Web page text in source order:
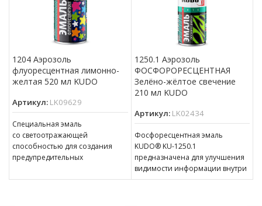
1204 Аэрозоль
флуоресцентная лимонно-
желтая 520 мл KUDO
Артикул: LK09629
Специальная эмаль
со светоотражающей
способностью для создания
предупредительных
на дорожных знаках и технике,
1250.1 Аэрозоль
ФОСФОРОРЕСЦЕНТНАЯ
Зелёно-жёлтое свечение
210 мл KUDO
Артикул: LK02434
Фосфоресцентная эмаль
KUDO® KU-1250.1
предназначена для улучшения
видимости информации внутри
и снаружи помещения